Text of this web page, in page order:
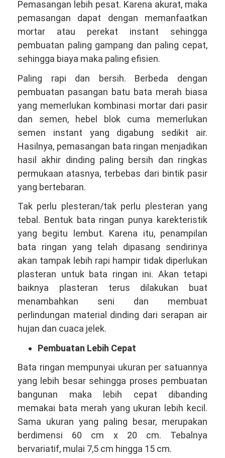
Pemasangan lebih pesat. Karena akurat, maka
pemasangan dapat dengan memanfaatkan
mortar atau perekat instant sehingga
pembuatan paling gampang dan paling cepat,
sehingga biaya maka paling efisien.
Paling rapi dan bersih. Berbeda dengan
pembuatan pasangan batu bata merah biasa
yang memerlukan kombinasi mortar dari pasir
dan semen, hebel blok cuma memerlukan
semen instant yang digabung sedikit air.
Hasilnya, pemasangan bata ringan menjadikan
hasil akhir dinding paling bersih dan ringkas
permukaan atasnya, terbebas dari bintik pasir
yang bertebaran.
Tak perlu plesteran/tak perlu plesteran yang
tebal. Bentuk bata ringan punya karekteristik
yang begitu lembut. Karena itu, penampilan
bata ringan yang telah dipasang sendirinya
akan tampak lebih rapi hampir tidak diperlukan
plasteran untuk bata ringan ini. Akan tetapi
baiknya plasteran terus dilakukan buat
menambahkan seni dan membuat
perlindungan material dinding dari serapan air
hujan dan cuaca jelek.
Pembuatan Lebih Cepat
Bata ringan mempunyai ukuran per satuannya
yang lebih besar sehingga proses pembuatan
bangunan maka lebih cepat dibanding
memakai bata merah yang ukuran lebih kecil.
Sama ukuran yang paling besar, merupakan
berdimensi 60 cm x 20 cm. Tebalnya
bervariatif, mulai 7,5 cm hingga 15 cm.